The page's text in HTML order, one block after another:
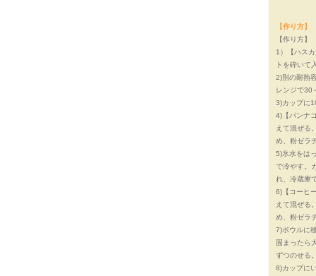
【作り方】
【作り方】
1）【ハス
トを砕いて
2)別の耐熱
レンジで30
3)カップに
4)【パンナ
えて混ぜる
め、粉ゼラ
5)氷水をは
で冷やす。
れ、冷蔵庫
6)【コーヒ
えて混ぜる
め、粉ゼラ
7)ボウルに
固まったら
ずつのせる
8)カップに